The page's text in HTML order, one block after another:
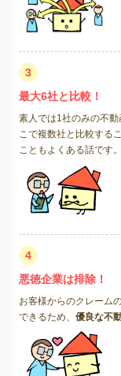
3
最大6社と比較！
素人では1社のみの不
こで複数社と比較する
こともよくある話です。
4
悪徳企業は排除！
お客様からのクレーム
できるため、 優良な不